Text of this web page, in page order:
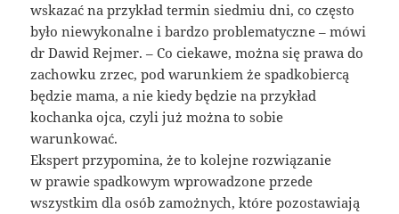
wskazać na przykład termin siedmiu dni, co często
było niewykonalne i bardzo problematyczne – mówi
dr Dawid Rejmer. – Co ciekawe, można się prawa do
zachowku zrzec, pod warunkiem że spadkobiercą
będzie mama, a nie kiedy będzie na przykład
kochanka ojca, czyli już można to sobie
warunkować.
Ekspert przypomina, że to kolejne rozwiązanie
w prawie spadkowym wprowadzone przede
wszystkim dla osób zamożnych, które pozostawiają